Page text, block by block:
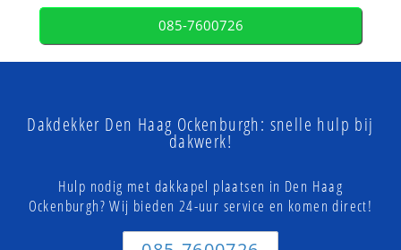
085-7600726
Dakdekker Den Haag Ockenburgh: snelle hulp bij
dakwerk!
Hulp nodig met dakkapel plaatsen in Den Haag
Ockenburgh? Wij bieden 24-uur service en komen direct!